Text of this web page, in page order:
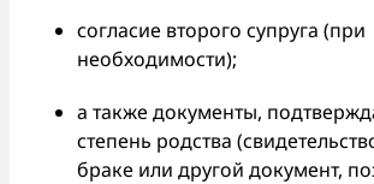
согласие второго супруга (при
необходимости);
а также документы,
степень родства
браке или другой документ,